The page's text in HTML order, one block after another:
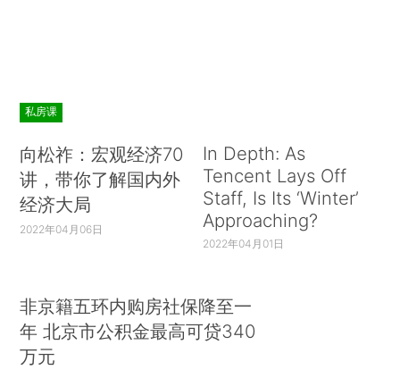
私房课
向松祚：宏观经济70
讲，带你了解国内外
经济大局
2022年04月06日
In Depth: As
Tencent Lays Off
Staff, Is Its ‘Winter’
Approaching?
2022年04月01日
非京籍五环内购房社保降至一
年 北京市公积金最高可贷340
万元